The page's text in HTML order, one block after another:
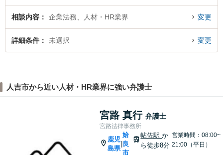
相談内容 企業法務、人材・HR業界 変更
詳細条件 未選択 変更
人吉市から近い人材・HR業界に強い弁護士
宮路 真行 弁護士
宮路法律事務所
鹿児
島県
姶
良
市
帖佐駅か
ら徒歩8分
営業時間：08:00~
21:00（平日）